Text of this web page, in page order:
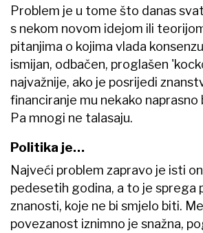
Problem je u tome što danas
s nekom novom idejom ili
pitanjima o kojima vlada
ismijan, odbačen, proglašen
najvažnije, ako je posrijedi
financiranje mu nekako naprasno
Pa mnogi ne talasaju.
Politika je…
Najveći problem zapravo je isti
pedesetih godina, a to je sprega
znanosti, koje ne bi smjelo biti.
povezanost iznimno je snažna,